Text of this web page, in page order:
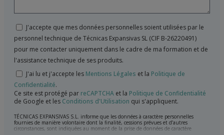
J'accepte que mes données personnelles soient utilisées par le
personnel technique de Técnicas Expansivas SL (CIF B-26220491)
pour me contacter uniquement dans le cadre de ma formation et de
l'assistance technique de ses produits.
J'ai lu et j'accepte les Mentions Légales et la Politique de
Confidentialité.
Ce site est protégé par reCAPTCHA et la Politique de Confidentialité
de Google et les Conditions d'Utilisation qui s'appliquent.
TÉCNICAS EXPANSIVAS S.L. informe que les données à caractère personnelles
fournies de manière volontaire dont la finalité, cessions prévues et d’autres
circonstances, sont indiquées au moment de la prise de données de caractère